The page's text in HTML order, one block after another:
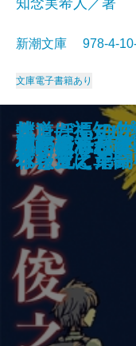
ダーク・マ
短剣〔上〕
ダーク・マ
短剣〔下〕
全裸監督―
吃音―伝え
雪ぐ人―「冤
挑戦―
ルポ川崎
文豪の凄い
大奥づとめ―
候―
どうやらオ
つーじゃな
ひとつむぎ
知念実希人／著
新潮文庫 978-4-
文庫電子書籍あり
月の炎
僕とぼく―佐
れた兄と弟―
ウィステリ
デイジー・
死に至る恋
心が折れた
流転の海 読本
オレたちの
球報道に革
物語を忘れ
軌道―福知
本を変えた